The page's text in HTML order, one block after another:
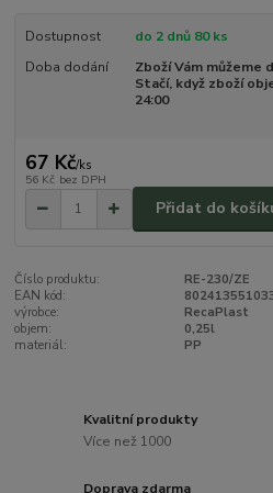
Dostupnost
do 2 dnů 80 ks
Doba dodání
Zboží Vám můžeme
Stačí, když zboží
24:00
67 Kč/ks
56 Kč bez DPH
Přidat do
Číslo produktu:
RE-230/ZE
EAN kód:
výrobce:
RecaPlast
objem:
0,25l
materiál:
PP
Kvalitní produkty
Více než 1000
Doprava zdarma